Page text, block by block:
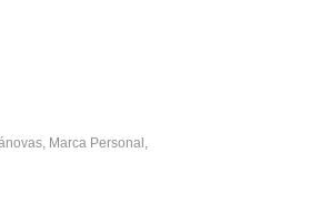
, Marca Personal ,